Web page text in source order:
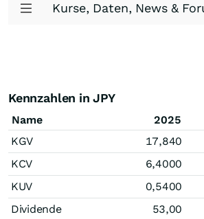
Kurse, Daten, News &
Kennzahlen in JPY
Name 2025
KGV
17,840
KCV
6,4000
KUV
0,5400
Dividende
53,00